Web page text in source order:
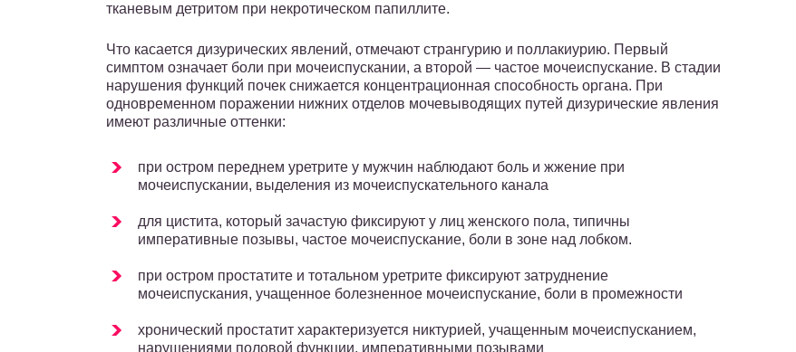
тканевым детритом при некротическом папиллите.
Что касается дизурических явлений, отмечают странгурию и поллакиурию. Первый
симптом означает боли при мочеиспускании, а второй — частое мочеиспускание. В стадии
нарушения функций почек снижается концентрационная способность органа. При
одновременном поражении нижних отделов мочевыводящих путей дизурические явления
имеют различные оттенки:
при остром переднем уретрите у мужчин наблюдают боль и жжение при
мочеиспускании, выделения из мочеиспускательного канала
для цистита, который зачастую фиксируют у лиц женского пола, типичны
императивные позывы, частое мочеиспускание, боли в зоне над лобком.
при остром простатите и тотальном уретрите фиксируют затруднение
мочеиспускания, учащенное болезненное мочеиспускание, боли в промежности
хронический простатит характеризуется никтурией, учащенным мочеиспусканием,
нарушениями половой функции, императивными позывами